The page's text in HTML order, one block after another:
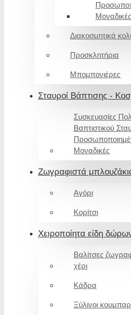
Μοναδικές
Διακοσμητικά
Προσκλητήρια
Μπομπονιέρες
Σταυροί Βάπτισης -
Συσκευασίες
Βαπτιστικού
Μοναδικές
Ζωγραφιστά
Αγόρι
Κορίτσι
Χειροποίητα είδη
Βαλίτσες
χέρι
Κάδρα
Ξύλινοι